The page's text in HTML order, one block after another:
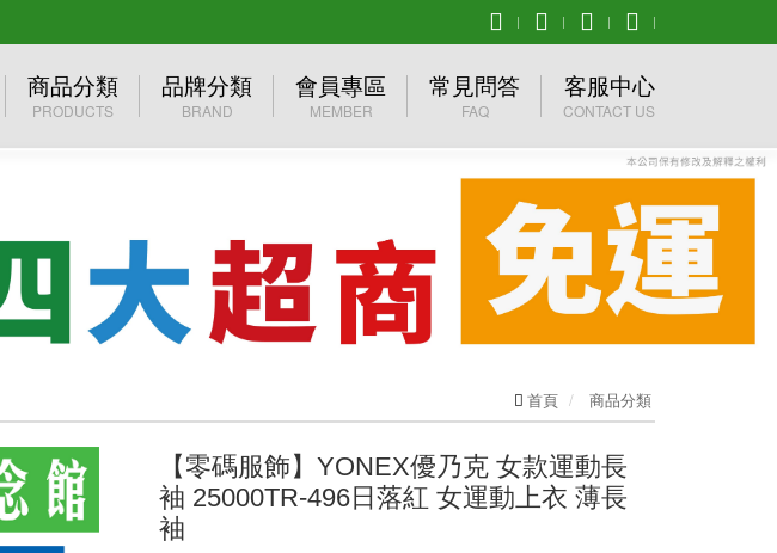
商品分類
PRODUCTS
☆☆☆ 買一送一 ☆☆☆
❖巴黎奧運周邊❖
年度出清
群岳嚴選 ⌔F4自有品牌⌔
服飾
品牌分類
BRAND
MIZUNO美津濃
MUELLER慕樂
會員專區
MEMBER
忘記密碼
常見問答
FAQ
購物須知
退換貨問題
促銷組合下單流程
客服中心
CONTACT US
產品詢問
聯絡我們
異業結盟
首頁 商品分類
【零碼服飾】YONEX優乃克 女款運動長
袖 25000TR-496日落紅 女運動上衣 薄長
袖